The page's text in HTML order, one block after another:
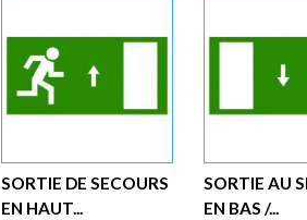
SORTIE DE SECOURS
EN HAUT...
SORTIE AU
EN BAS /...